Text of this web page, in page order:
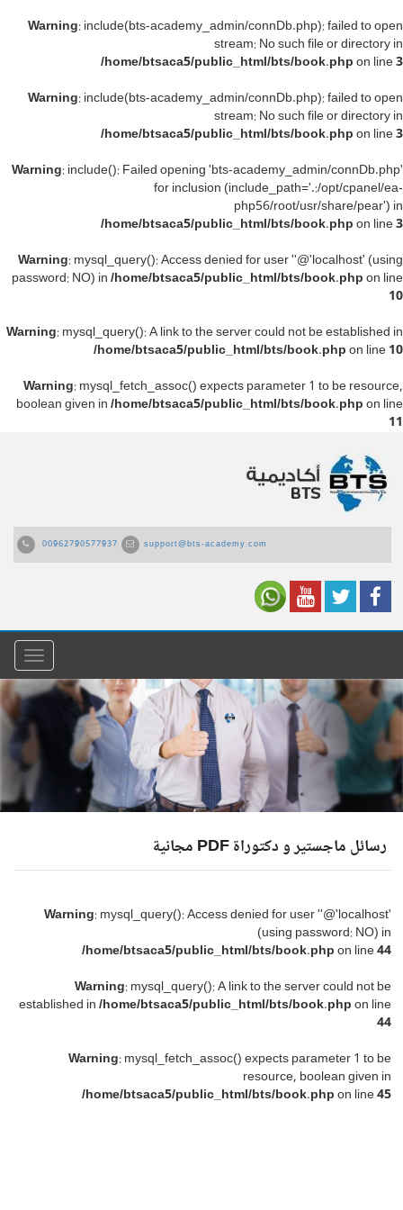
Warning: include(bts-academy_admin/connDb.php): failed to open
stream: No such file or directory in
/home/btsaca5/public_html/bts/book.phpon line3
Warning: include(bts-academy_admin/connDb.php): failed to open
stream: No such file or directory in
/home/btsaca5/public_html/bts/book.phpon line3
Warning: include(): Failed opening 'bts-academy_admin/connDb.php'
for inclusion (include_path='.:/opt/cpanel/ea-
php56/root/usr/share/pear') in
/home/btsaca5/public_html/bts/book.phpon line3
Warning: mysql_query(): Access denied for user ''@'localhost' (using
password: NO) in/home/btsaca5/public_html/bts/book.phpon line
10
Warning: mysql_query(): A link to the server could not be established in
/home/btsaca5/public_html/bts/book.phpon line10
Warning: mysql_fetch_assoc() expects parameter 1 to be resource,
boolean given in/home/btsaca5/public_html/bts/book.phpon line
11
00962790577937 support@bts-academy.com
القائمة
رسائل ماجستير و دكتوراة PDF مجانية
Warning: mysql_query(): Access denied for user ''@'localhost'
(using password: NO) in
/home/btsaca5/public_html/bts/book.phpon line44
Warning: mysql_query(): A link to the server could not be
established in/home/btsaca5/public_html/bts/book.phpon line
44
Warning: mysql_fetch_assoc() expects parameter 1 to be
resource, boolean given in
/home/btsaca5/public_html/bts/book.phpon line45